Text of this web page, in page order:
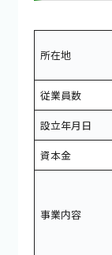
所在地
従業員数
設立年月日
資本金
事業内容